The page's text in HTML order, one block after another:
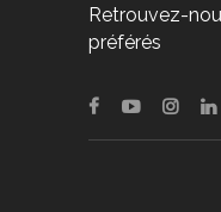
Retrouvez-
préférés